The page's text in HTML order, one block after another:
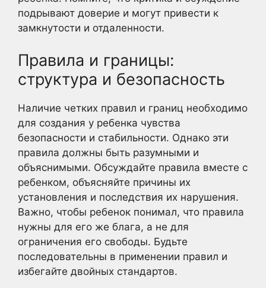
подрывают доверие и могут привести к
замкнутости и отдаленности.
Правила и границы:
структура и безопасность
Наличие четких правил и границ необходимо
для создания у ребенка чувства
безопасности и стабильности. Однако эти
правила должны быть разумными и
объяснимыми. Обсуждайте правила вместе с
ребенком, объясняйте причины их
установления и последствия их нарушения.
Важно, чтобы ребенок понимал, что правила
нужны для его же блага, а не для
ограничения его свободы. Будьте
последовательны в применении правил и
избегайте двойных стандартов.